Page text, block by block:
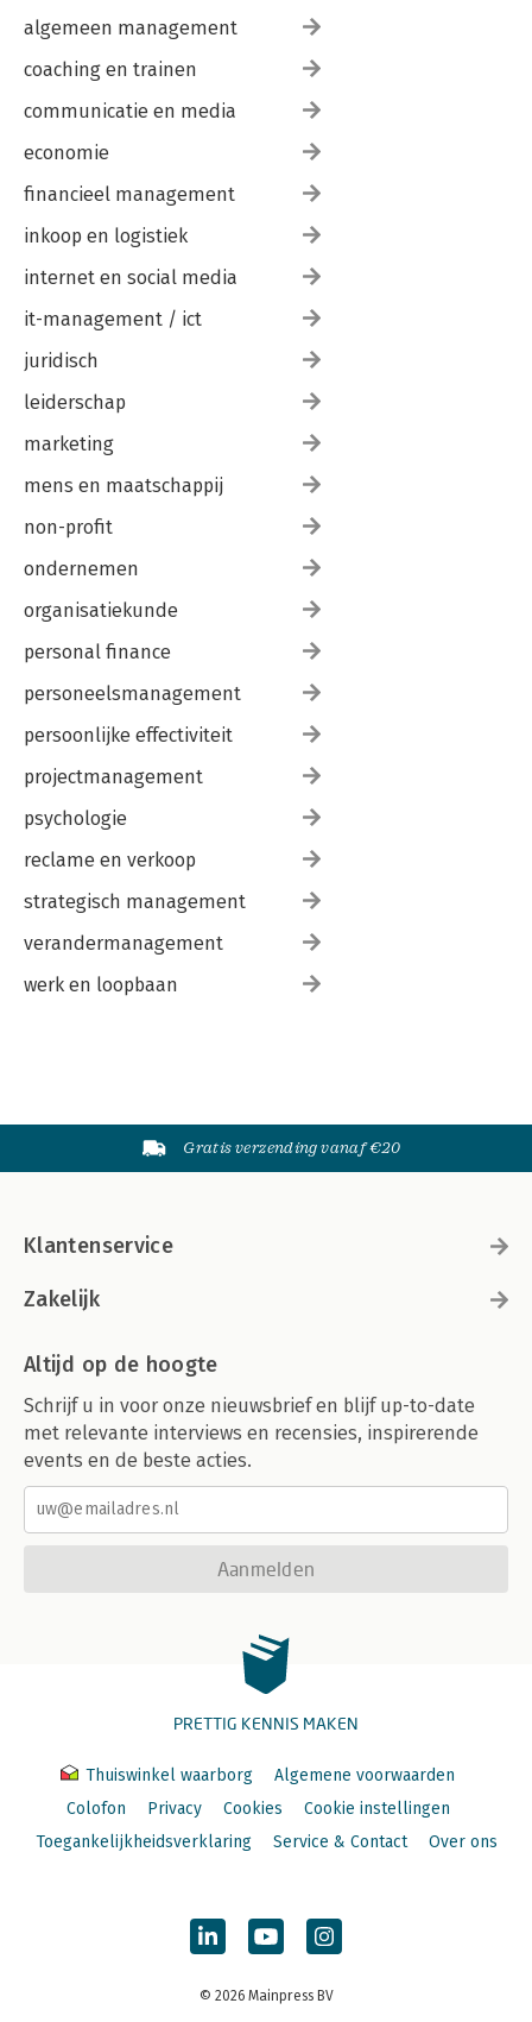
algemeen management
coaching en trainen
communicatie en media
economie
financieel management
inkoop en logistiek
internet en social media
it-management / ict
juridisch
leiderschap
marketing
mens en maatschappij
non-profit
ondernemen
organisatiekunde
personal finance
personeelsmanagement
persoonlijke effectiviteit
projectmanagement
psychologie
reclame en verkoop
strategisch management
verandermanagement
werk en loopbaan
Gratis verzending vanaf €20
Klantenservice
Zakelijk
Altijd op de hoogte
Schrijf u in voor onze nieuwsbrief en blijf up-to-date
met relevante interviews en recensies, inspirerende
events en de beste acties.
Aanmelden
PRETTIG KENNIS MAKEN
Thuiswinkel waarborg
Algemene voorwaarden
Colofon
Privacy Cookies
Cookie instellingen
Toegankelijkheidsverklaring
Service & Contact Over ons
© 2026 Mainpress BV